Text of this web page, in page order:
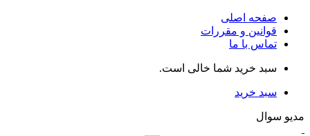
صفحه اصلی
قوانین و مقررات
تماس با ما
سبد خرید شما خالی است.
سبد خرید
مدیو سوال